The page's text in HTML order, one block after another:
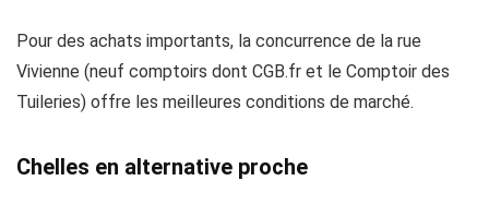
Pour des achats importants, la concurrence de la rue
Vivienne (neuf comptoirs dont CGB.fr et le Comptoir des
Tuileries) offre les meilleures conditions de marché.
Chelles en alternative proche